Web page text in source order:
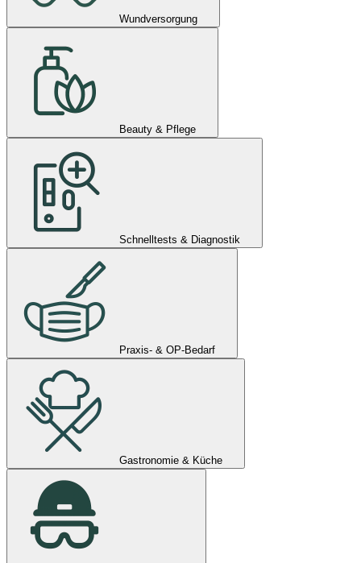
Wundversorgung
Beauty & Pflege
Schnelltests & Diagnostik
Praxis- & OP-Bedarf
Gastronomie & Küche